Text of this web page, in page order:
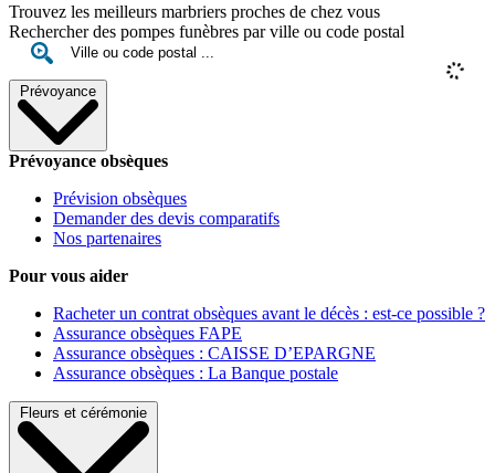
Trouvez les meilleurs marbriers proches de chez vous
Rechercher des pompes funèbres par ville ou code postal
Prévoyance
Prévoyance obsèques
Prévision obsèques
Demander des devis comparatifs
Nos partenaires
Pour vous aider
Racheter un contrat obsèques avant le décès : est-ce possible ?
Assurance obsèques FAPE
Assurance obsèques : CAISSE D’EPARGNE
Assurance obsèques : La Banque postale
Fleurs et cérémonie